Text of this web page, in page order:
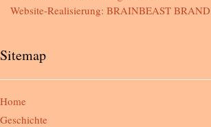
Website-Realisierung: BRAINBEAST BRAND
Sitemap
Home
Geschichte